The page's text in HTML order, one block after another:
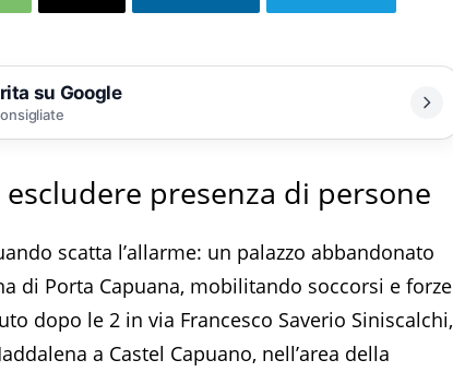
su Google
presenza di persone
scatta l’allarme: un palazzo abbandonato
di Porta Capuana, mobilitando soccorsi e forze
dopo le 2 in via Francesco Saverio Siniscalchi,
a Castel Capuano, nell’area della